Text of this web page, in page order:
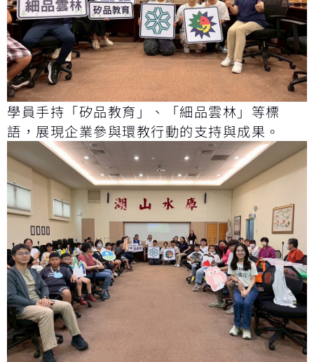
學員手持「矽品教育」、「細品雲林」等標
語，展現企業參與環教行動的支持與成果。